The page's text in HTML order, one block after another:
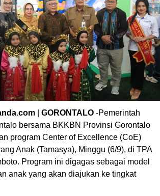
GORONTALO -Pemerintah
bersama BKKBN Provinsi Gorontalo
program Center of Excellence (CoE)
Anak (Tamasya), Minggu (6/9), di TPA
Program ini digagas sebagai model
anak yang akan diajukan ke tingkat